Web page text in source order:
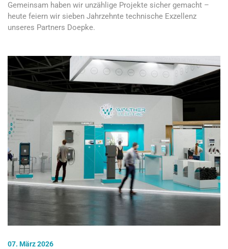
Gemeinsam haben wir unzählige Projekte sicher gemacht –
heute feiern wir sieben Jahrzehnte technische Exzellenz
unseres Partners Doepke.
07. März 2026